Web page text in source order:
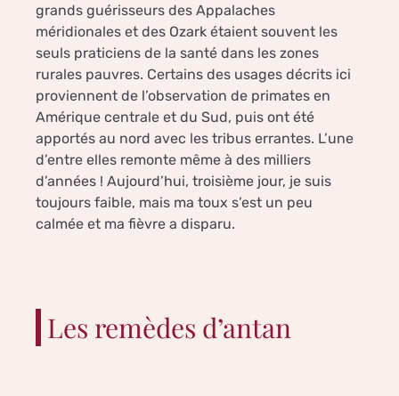
grands guérisseurs des Appalaches
méridionales et des Ozark étaient souvent les
seuls praticiens de la santé dans les zones
rurales pauvres. Certains des usages décrits ici
proviennent de l’observation de primates en
Amérique centrale et du Sud, puis ont été
apportés au nord avec les tribus errantes. L’une
d’entre elles remonte même à des milliers
d’années ! Aujourd’hui, troisième jour, je suis
toujours faible, mais ma toux s’est un peu
calmée et ma fièvre a disparu.
Les remèdes d’antan